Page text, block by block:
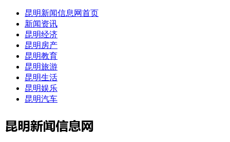
昆明新闻信息网首页
新闻资讯
昆明经济
昆明房产
昆明教育
昆明旅游
昆明生活
昆明娱乐
昆明汽车